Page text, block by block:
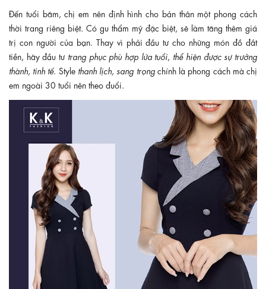
Đến tuổi băm, chị em nên định hình cho bản thân một phong cách
thời trang riêng biệt. Có gu thẩm mỹ đặc biệt, sẽ làm tăng thêm giá
trị con người của bạn. Thay vì phải đầu tư cho những món đồ đắt
tiền, hãy đầu tư trang phục phù hợp lứa tuổi thể hiện được sự trưởng
thành, tinh tế. Stylethanh lịch, sang trọngchính là phong cách mà chị
em ngoài 30 tuổi nên theo đuổi.